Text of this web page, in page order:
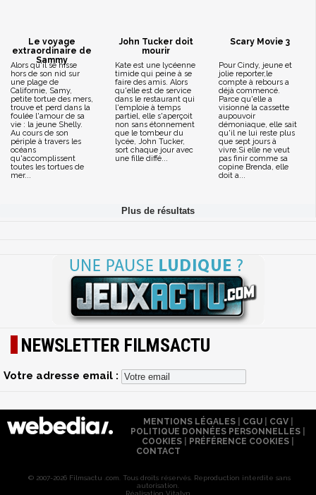
Le voyage
extraordinaire de
Sammy
Alors qu'il se hisse
hors de son nid sur
une plage de
Californie, Samy,
petite tortue des mers,
trouve et perd dans la
foulée l'amour de sa
vie : la jeune Shelly.
Au cours de son
périple à travers les
océans
qu'accomplissent
toutes les tortues de
mer...
John Tucker doit
mourir
Kate est une lycéenne
timide qui peine à se
faire des amis. Alors
qu'elle est de service
dans le restaurant qui
l'emploie à temps
partiel, elle s'aperçoit
non sans étonnement
que le tombeur du
lycée, John Tucker,
sort chaque jour avec
une fille diffé...
Scary Movie 3
Pour Cindy, jeune et
jolie reporter,le
compte à rebours a
déjà commencé.
Parce qu'elle a
visionné la cassette
aupouvoir
démoniaque, elle sait
qu'il ne lui reste plus
que sept jours à
vivre.Si elle ne veut
pas finir comme sa
copine Brenda, elle
doit a...
NEWSLETTER FILMSACTU
Votre adresse email :
MENTIONS LÉGALES| CGU| CGV|
POLITIQUE DONNÉES PERSONNELLES
COOKIES
PRÉFÉRENCE COOKIES
CONTACT
© 2007-2026 Filmsactu .com. Tous droits réservés. Reproduction interdite sans
autorisation.
Réalisation Vitalyn